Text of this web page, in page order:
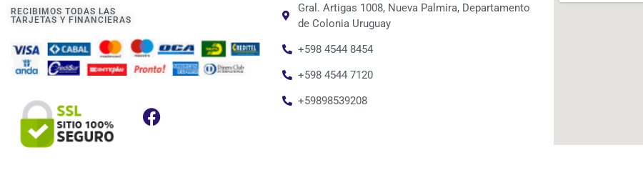
RECIBIMOS TODAS LAS
TARJETAS Y FINANCIERAS
Gral. Artigas 1008, Nueva Palmira, Departamento
de Colonia Uruguay
+598 4544 8454
+598 4544 7120
+59898539208